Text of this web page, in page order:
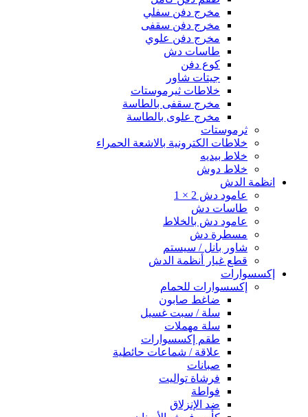
مخرج دفن سفلي
مخرج دفن سقفى
مخرج دفن علوي
طاسات دش
كوع دفن
جيتات شاور
خلاطات ثيرموستات
مخرج سقفى بالطاسة
مخرج علوى بالطاسة
ثرموستات
خلاطات الكترونية بالاشعة الحمراء
خلاط بيديه
خلاط دوش
انظمة الدش
عامود دش 2 × 1
طاسات دش
عامود دش بالخلاط
مسطرة دش
شاور بانل / سيستم
قطع غيار أنظمة الدش
إكسسوارات
إكسسوارات للحمام
ضاغط صابون
سلة / سبت غسيل
سلة مهملات
طقم إكسسوارات
علاقة / شماعات حائطية
صبانات
فرشاة تواليت
فواطة
ضد الإنزلاق